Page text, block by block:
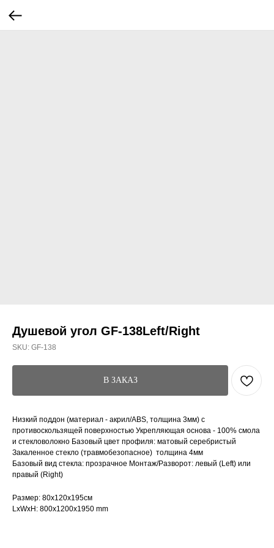
Душевой угол GF-138Left/Right
SKU: GF-138
В ЗАКАЗ
Низкий поддон (материал - акрил/ABS, толщина 3мм) с
противоскользящей поверхностью Укрепляющая основа - 100% смола
и стекловолокно Базовый цвет профиля: матовый серебристый
Закаленное стекло (травмобезопасное) толщина 4мм
Базовый вид стекла: прозрачное Монтаж/Разворот: левый (Left) или
правый (Right)
Размер: 80x120x195см
LxWxH: 800x1200x1950 mm